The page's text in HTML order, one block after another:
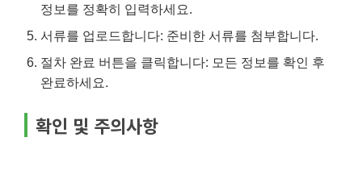
정보를 정확히 입력하세요.
서류를 업로드합니다: 준비한 서류를 첨부합니다.
절차 완료 버튼을 클릭합니다: 모든 정보를 확인 후
완료하세요.
확인 및 주의사항